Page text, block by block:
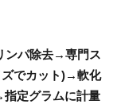
ンパ除去→専門ス
ズでカット)→軟化
定グラムに計量